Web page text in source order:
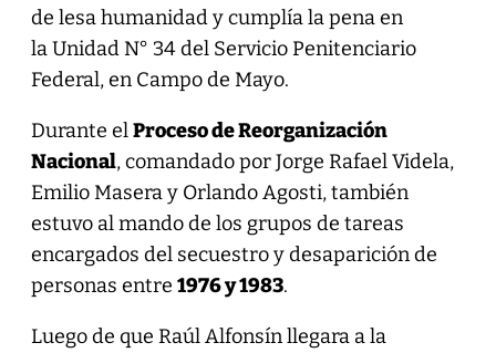
de lesa humanidad y cumplía la pena en
la Unidad N° 34 del Servicio Penitenciario
Federal, en Campo de Mayo.
Durante elProceso de Reorganización
Nacional, comandado por Jorge Rafael Videla,
Emilio Masera y Orlando Agosti, también
estuvo al mando de los grupos de tareas
encargados del secuestro y desaparición de
personas entre 1976 y 1983.
Luego de que Raúl Alfonsín llegara a la